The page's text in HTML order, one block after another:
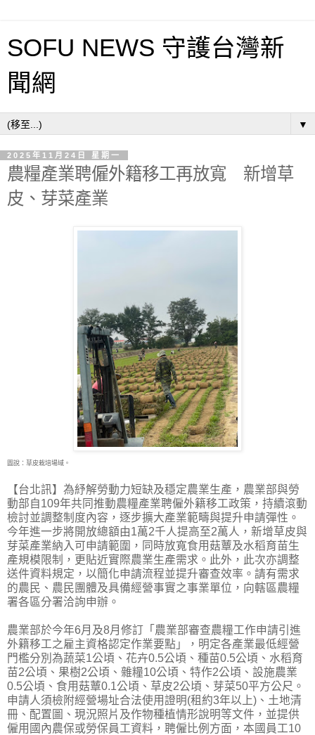
SOFU NEWS 守護台灣新
聞網
▼
2025年11月24日 星期一
農糧產業聘僱外籍移工再放寬 新增草
皮、芽菜產業
圖說：草皮栽培場域。
【台北訊】為紓解勞動力短缺及穩定農業生產，農業部與勞
動部自109年共同推動農糧產業聘僱外籍移工政策，持續滾動
檢討並調整制度內容，逐步擴大產業範疇與提升申請彈性。
今年進一步將開放總額由1萬2千人提高至2萬人，新增草皮與
芽菜產業納入可申請範圍，同時放寬食用菇蕈及水稻育苗生
產規模限制，更貼近實際農業生產需求。此外，此次亦調整
送件資料規定，以簡化申請流程並提升審查效率。請有需求
的農民、農民團體及具備經營事實之事業單位，向轄區農糧
署各區分署洽詢申辦。
農業部於今年6月及8月修訂「農業部審查農糧工作申請引進
外籍移工之雇主資格認定作業要點」，明定各產業最低經營
門檻分別為蔬菜1公頃、花卉0.5公頃、種苗0.5公頃、水稻育
苗2公頃、果樹2公頃、雜糧10公頃、特作2公頃、設施農業
0.5公頃、食用菇蕈0.1公頃、草皮2公頃、芽菜50平方公尺。
申請人須檢附經營場址合法使用證明(租約3年以上)、土地清
冊、配置圖、現況照片及作物種植情形說明等文件，並提供
僱用國內農保或勞保員工資料，聘僱比例方面，本國員工10